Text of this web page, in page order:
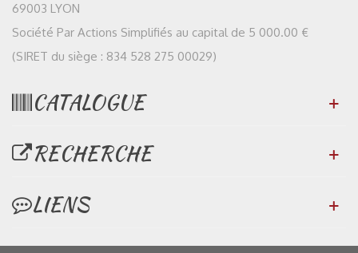
69003 LYON
Société Par Actions Simplifiés au capital de 5 000.00 €
(SIRET du siège : 834 528 275 00029)
CATALOGUE
RECHERCHE
LIENS